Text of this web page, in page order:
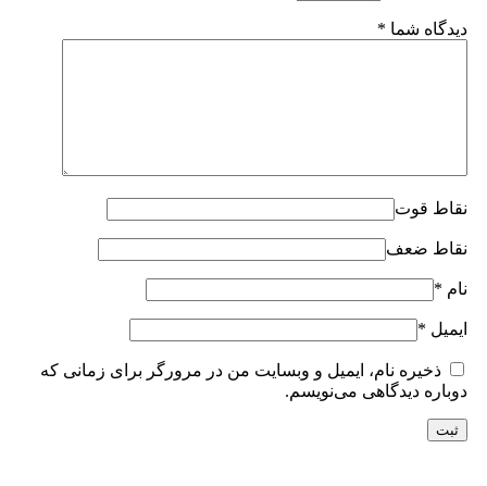
دیدگاه شما *
نقاط قوت
نقاط ضعف
نام *
ایمیل *
ذخیره نام، ایمیل و وبسایت من در مرورگر برای زمانی که
دوباره دیدگاهی می‌نویسم.